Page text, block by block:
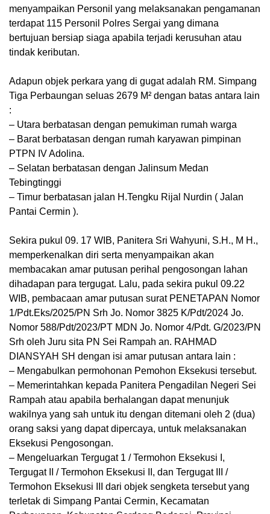
menyampaikan Personil yang melaksanakan pengamanan
terdapat 115 Personil Polres Sergai yang dimana
bertujuan bersiap siaga apabila terjadi kerusuhan atau
tindak keributan.
Adapun objek perkara yang di gugat adalah RM. Simpang
Tiga Perbaungan seluas 2679 M² dengan batas antara lain
:
– Utara berbatasan dengan pemukiman rumah warga
– Barat berbatasan dengan rumah karyawan pimpinan
PTPN IV Adolina.
– Selatan berbatasan dengan Jalinsum Medan
Tebingtinggi
– Timur berbatasan jalan H.Tengku Rijal Nurdin ( Jalan
Pantai Cermin ).
Sekira pukul 09. 17 WIB, Panitera Sri Wahyuni, S.H., M H.,
memperkenalkan diri serta menyampaikan akan
membacakan amar putusan perihal pengosongan lahan
dihadapan para tergugat. Lalu, pada sekira pukul 09.22
WIB, pembacaan amar putusan surat PENETAPAN Nomor
1/Pdt.Eks/2025/PN Srh Jo. Nomor 3825 K/Pdt/2024 Jo.
Nomor 588/Pdt/2023/PT MDN Jo. Nomor 4/Pdt. G/2023/PN
Srh oleh Juru sita PN Sei Rampah an. RAHMAD
DIANSYAH SH dengan isi amar putusan antara lain :
– Mengabulkan permohonan Pemohon Eksekusi tersebut.
– Memerintahkan kepada Panitera Pengadilan Negeri Sei
Rampah atau apabila berhalangan dapat menunjuk
wakilnya yang sah untuk itu dengan ditemani oleh 2 (dua)
orang saksi yang dapat dipercaya, untuk melaksanakan
Eksekusi Pengosongan.
– Mengeluarkan Tergugat 1 / Termohon Eksekusi I,
Tergugat II / Termohon Eksekusi II, dan Tergugat III /
Termohon Eksekusi III dari objek sengketa tersebut yang
terletak di Simpang Pantai Cermin, Kecamatan